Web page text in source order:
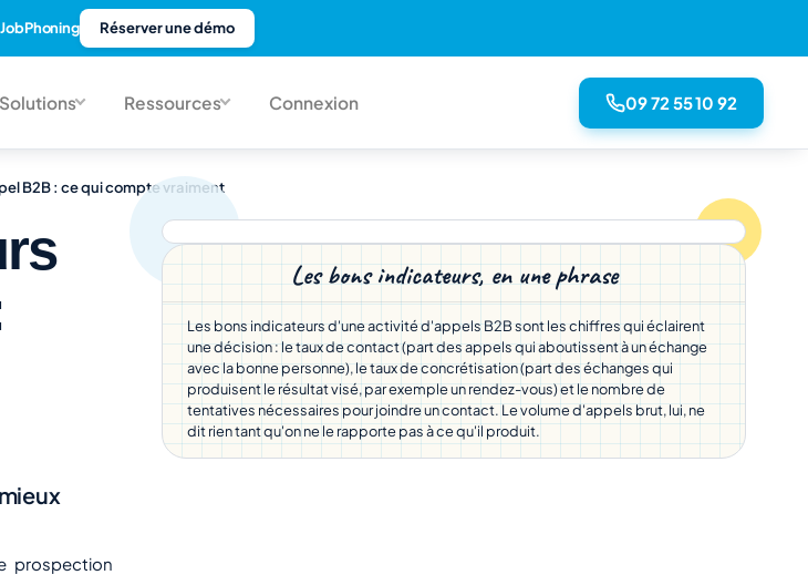
JobPhoning Réserver une démo
Solutions Ressources Connexion 09 72 55 10 92
B2B : ce qui compte vraiment
prospection
Les bons indicateurs, en une phrase
Les bons indicateurs d'une activité d'appels B2B sont les chiffres qui éclairent
une décision : le taux de contact (part des appels qui aboutissent à un échange
avec la bonne personne), le taux de concrétisation (part des échanges qui
produisent le résultat visé, par exemple un rendez-vous) et le nombre de
tentatives nécessaires pour joindre un contact. Le volume d'appels brut, lui, ne
dit rien tant qu'on ne le rapporte pas à ce qu'il produit.